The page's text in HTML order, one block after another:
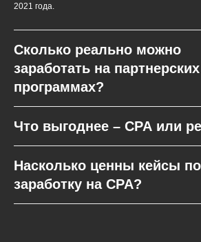
2021 года.
Сколько реально можно
заработать на партнерских
программах?
Что выгоднее – CPA или
Насколько ценны кейсы по
заработку на CPA?